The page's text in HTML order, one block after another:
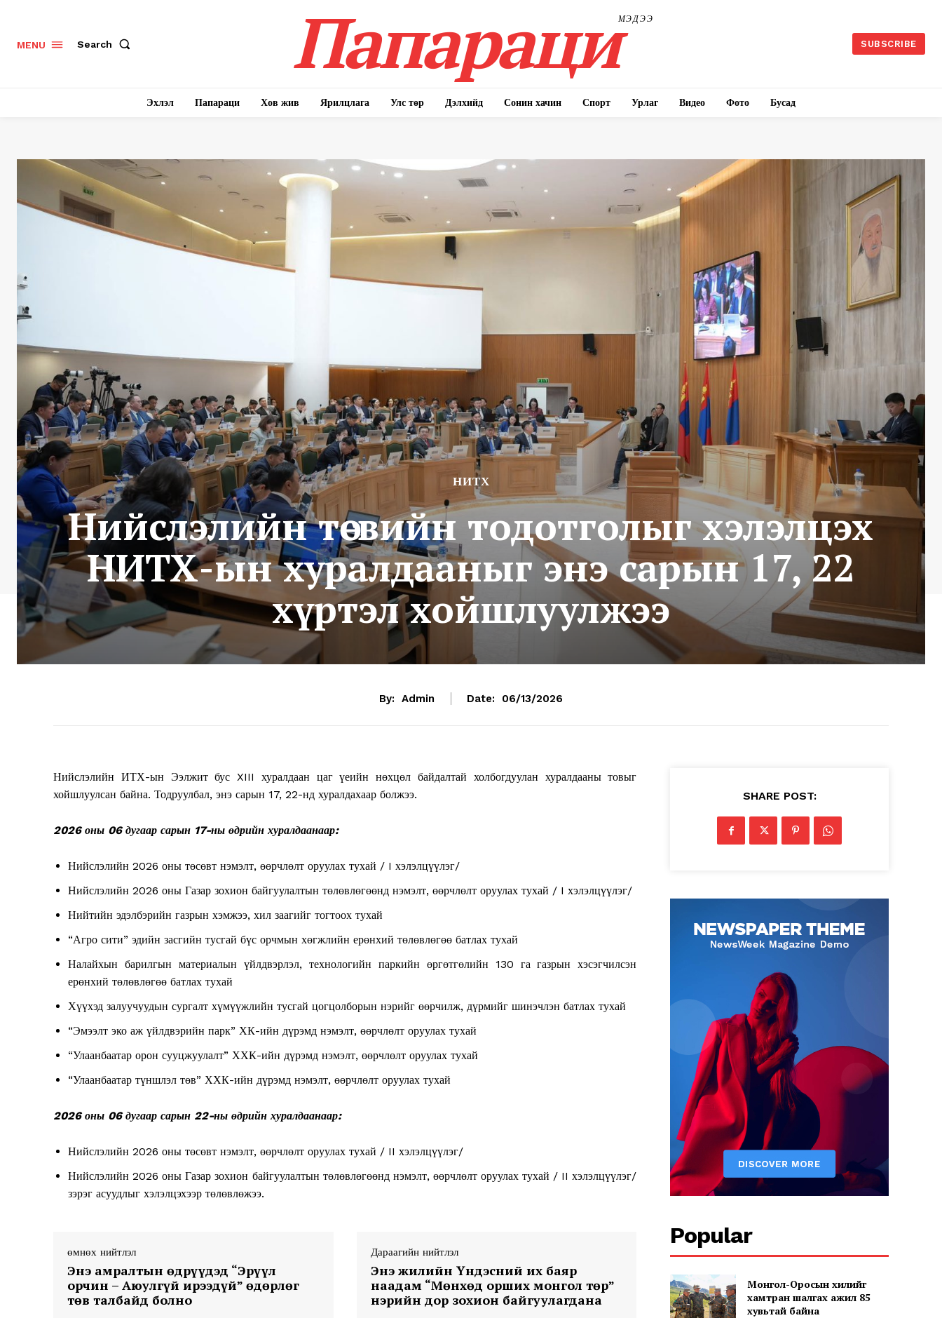
News Week
SUBSCRIBE NOW
MENU Search ПапарациМЭДЭЭ
SUBSCRIBE
Эхлэл Папараци Хов жив Ярилцлага Улс төр Дэлхийд Сонин хачин Спорт Урлаг Видео Фото Бусад
НИТХ
Нийслэлийн төсвийн тодотголыг хэлэлцэх
НИТХ-ын хуралдааныг энэ сарын 17, 22
хүртэл хойшлуулжээ
By: Admin Date: 06/13/2026
Нийслэлийн ИТХ-ын Ээлжит бус XIII хуралдаан цаг үеийн нөхцөл байдалтай холбогдуулан хуралдааны товыг
хойшлуулсан байна. Тодруулбал, энэ сарын 17, 22-нд хуралдахаар болжээ.
2026 оны 06 дугаар сарын 17-ны өдрийн хуралдаанаар:
Нийслэлийн 2026 оны төсөвт нэмэлт, өөрчлөлт оруулах тухай / I хэлэлцүүлэг/
Нийслэлийн 2026 оны Газар зохион байгуулалтын төлөвлөгөөнд нэмэлт, өөрчлөлт оруулах тухай / I хэлэлцүүлэг/
Нийтийн эдэлбэрийн газрын хэмжээ, хил заагийг тогтоох тухай
“Агро сити” эдийн засгийн тусгай бүс орчмын хөгжлийн ерөнхий төлөвлөгөө батлах тухай
Налайхын барилгын материалын үйлдвэрлэл, технологийн паркийн өргөтгөлийн 130 га газрын хэсэгчилсэн
ерөнхий төлөвлөгөө батлах тухай
Хүүхэд залуучуудын сургалт хүмүүжлийн тусгай цогцолборын нэрийг өөрчилж, дүрмийг шинэчлэн батлах тухай
“Эмээлт эко аж үйлдвэрийн парк” ХК-ийн дүрэмд нэмэлт, өөрчлөлт оруулах тухай
“Улаанбаатар орон сууцжуулалт” ХХК-ийн дүрэмд нэмэлт, өөрчлөлт оруулах тухай
“Улаанбаатар түншлэл төв” ХХК-ийн дүрэмд нэмэлт, өөрчлөлт оруулах тухай
2026 оны 06 дугаар сарын 22-ны өдрийн хуралдаанаар:
Нийслэлийн 2026 оны төсөвт нэмэлт, өөрчлөлт оруулах тухай / II хэлэлцүүлэг/
Нийслэлийн 2026 оны Газар зохион байгуулалтын төлөвлөгөөнд нэмэлт, өөрчлөлт оруулах тухай / II хэлэлцүүлэг/
зэрэг асуудлыг хэлэлцэхээр төлөвлөжээ.
өмнөх нийтлэл
Энэ амралтын өдрүүдэд “Эрүүл
орчин – Аюулгүй ирээдүй” өдөрлөг
төв талбайд болно
Дараагийн нийтлэл
Энэ жилийн Үндэсний их баяр
наадам “Мөнхөд орших монгол төр”
нэрийн дор зохион байгуулагдана
SHARE POST:
Popular
Монгол-Оросын хилийг
хамтран шалгах ажил 85
хувьтай байна